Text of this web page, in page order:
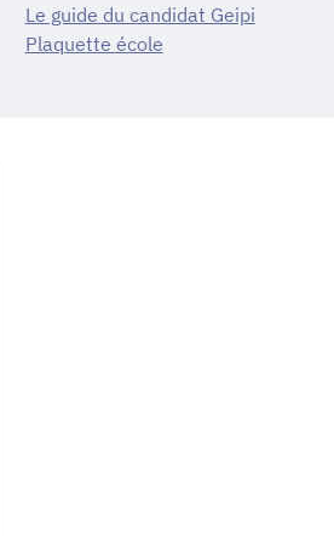
Le guide du candidat Geipi
Plaquette école